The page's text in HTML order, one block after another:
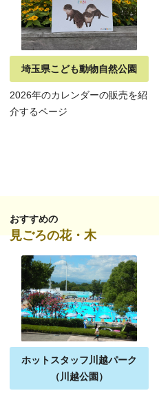
埼玉県こども動物自然公園
2026年のカレンダーの販売を紹
介するページ
おすすめの
見ごろの花・木
ホットスタッフ川越パーク
（川越公園）